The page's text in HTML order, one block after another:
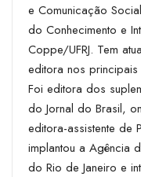
e Comunicação
do Conhecimento e
Coppe/UFRJ. Tem
editora nos
Foi editora dos
do Jornal do Brasil,
editora-assistente de
implantou a Agência
do Rio de Janeiro e